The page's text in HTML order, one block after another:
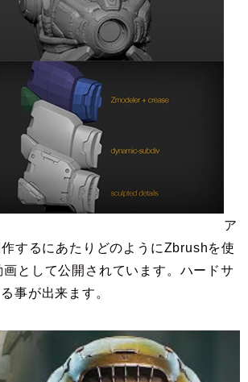
ア
するにあたりどのようにZbrushを使
として公開されています。ハードサ
事が出来ます。